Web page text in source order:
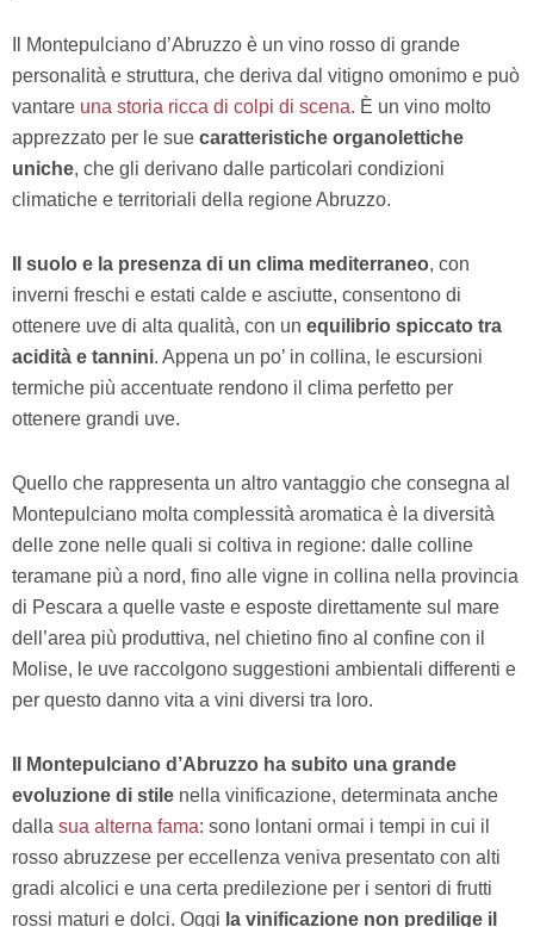
Il Montepulciano d’Abruzzo è un vino rosso di grande
personalità e struttura, che deriva dal vitigno omonimo e può
vantare una storia ricca di colpi di scena. È un vino molto
apprezzato per le sue caratteristiche organolettiche
uniche, che gli derivano dalle particolari condizioni
climatiche e territoriali della regione Abruzzo.
Il suolo e la presenza di un clima mediterraneo, con
inverni freschi e estati calde e asciutte, consentono di
ottenere uve di alta qualità, con un equilibrio spiccato tra
acidità e tannini. Appena un po’ in collina, le escursioni
termiche più accentuate rendono il clima perfetto per
ottenere grandi uve.
Quello che rappresenta un altro vantaggio che consegna al
Montepulciano molta complessità aromatica è la diversità
delle zone nelle quali si coltiva in regione: dalle colline
teramane più a nord, fino alle vigne in collina nella provincia
di Pescara a quelle vaste e esposte direttamente sul mare
dell’area più produttiva, nel chietino fino al confine con il
Molise, le uve raccolgono suggestioni ambientali differenti e
per questo danno vita a vini diversi tra loro.
Il Montepulciano d’Abruzzo ha subito una grande
evoluzione di stile nella vinificazione, determinata anche
dalla sua alterna fama: sono lontani ormai i tempi in cui il
rosso abruzzese per eccellenza veniva presentato con alti
gradi alcolici e una certa predilezione per i sentori di frutti
rossi maturi e dolci. Oggi la vinificazione non predilige il